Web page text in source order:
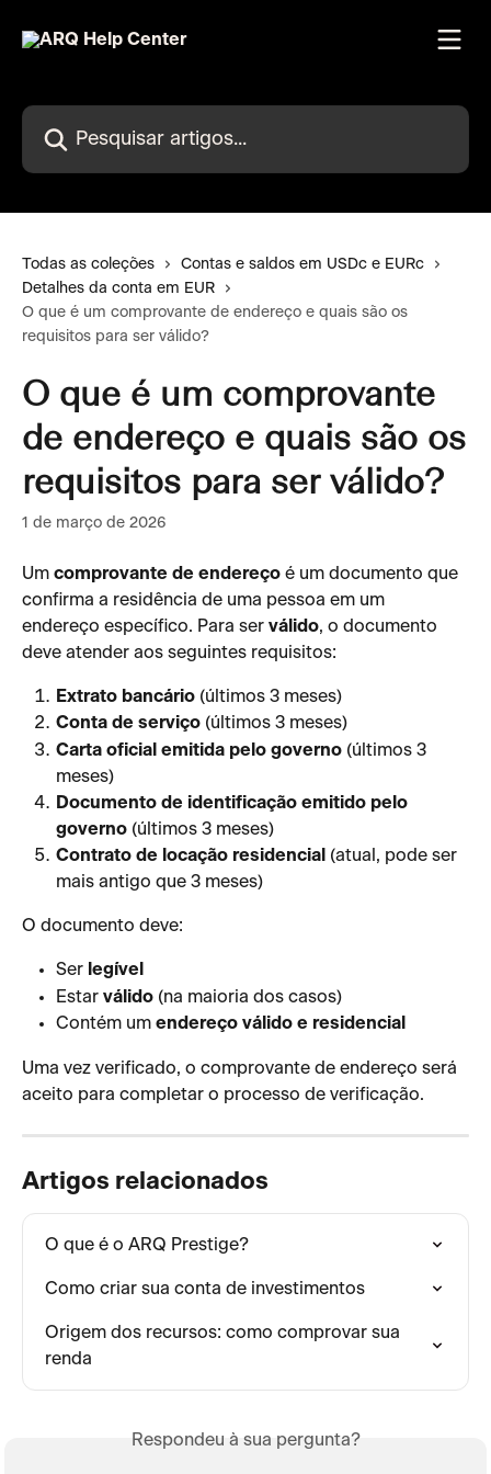
Pesquisar artigos...
Todas as coleções
Contas e saldos em USDc e EURc
Detalhes da conta em EUR
O que é um comprovante de endereço e quais são os
requisitos para ser válido?
O que é um comprovante
de endereço e quais são os
requisitos para ser válido?
1 de março de 2026
Um comprovante de endereço é um documento que
confirma a residência de uma pessoa em um
endereço específico. Para ser válido, o documento
deve atender aos seguintes requisitos:
Extrato bancário (últimos 3 meses)
Conta de serviço (últimos 3 meses)
Carta oficial emitida pelo governo (últimos 3
meses)
Documento de identificação emitido pelo
governo (últimos 3 meses)
Contrato de locação residencial (atual, pode ser
mais antigo que 3 meses)
O documento deve:
Ser legível
Estar válido (na maioria dos casos)
Contém um endereço válido e residencial
Uma vez verificado, o comprovante de endereço será
aceito para completar o processo de verificação.
Artigos relacionados
O que é o ARQ Prestige?
Como criar sua conta de investimentos
Origem dos recursos: como comprovar sua
renda
Respondeu à sua pergunta?